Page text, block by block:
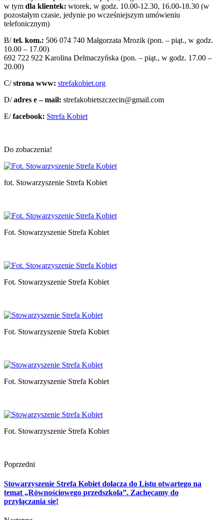
w tym dla klientek: wtorek, w godz. 10.00-12.30, 16.00-18.30 (w
pozostałym czasie, jedynie po wcześniejszym umówieniu
telefonicznym)
B/tel. kom.: 506 074 740 Małgorzata Mrozik (pon. – piąt., w godz.
10.00 – 17.00)
692 722 922 Karolina Delmaczyńska (pon. – piąt., w godz. 17.00 –
20.00)
C/strona www: strefakobiet.org
D/adres e – mail: strefakobietszczecin@gmail.com
E/facebook: Strefa Kobiet
Do zobaczenia!
fot. Stowarzyszenie Strefa Kobiet
Fot. Stowarzyszenie Strefa Kobiet
Fot. Stowarzyszenie Strefa Kobiet
Fot. Stowarzyszenie Strefa Kobiet
Fot. Stowarzyszenie Strefa Kobiet
Fot. Stowarzyszenie Strefa Kobiet
Poprzedni
Stowarzyszenie Strefa Kobiet dołącza do Listu otwartego na
temat „Równościowego przedszkola”. Zachęcamy do
przyłączania się!